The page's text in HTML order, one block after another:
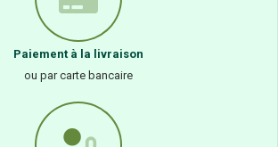
Paiement à la livraison
ou par carte bancaire